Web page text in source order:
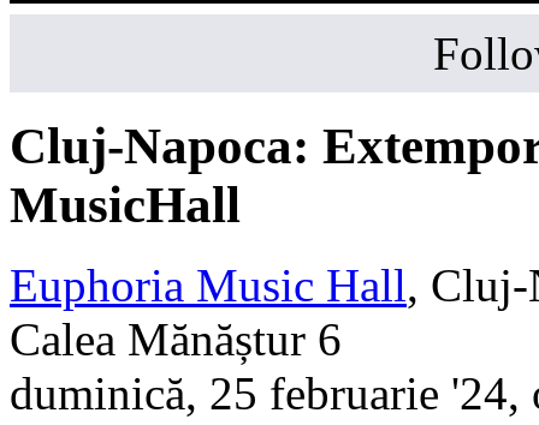
Cluj-Napoca:
MusicHall
Euphoria Music Hall, Cluj-
Calea Mănăștur 6
duminică, 25 februarie '24,